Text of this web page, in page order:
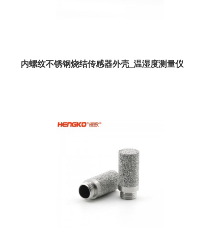
内螺纹不锈钢烧结传感器外壳_温湿度测量仪